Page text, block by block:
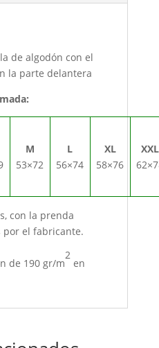
de algodón con el
la parte delantera
M
53×72
L
56×74
XL
58×76
XXL
con la prenda
el fabricante.
de 190 gr/m
2
en